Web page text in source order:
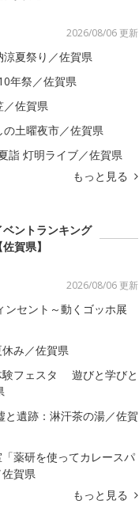
2026/08/06 更新
夏祭り／佐賀県
年祭／佐賀県
／佐賀県
土曜夜市／佐賀県
詣 灯明ライブ／佐賀県
もっと見る
ントランキング
【佐賀県】
2026/08/06 更新
ンセント～動くゴッホ展
み／佐賀県
験フェスタ 遊びと学びと
と遺跡：淋汗茶の湯／佐賀
薬研を使ってカレースパ
賀県
もっと見る